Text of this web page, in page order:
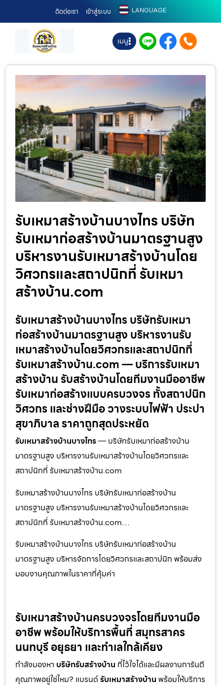
ติดต่อเรา เข้าสู่ระบบ LANGUAGE
เมนู
รับเหมาสร้างบ้านบางไทร บริษัท
รับเหมาก่อสร้างบ้านมาตรฐานสูง
บริหารงานรับเหมาสร้างบ้านโดย
วิศวกรและสถาปนิกที่ รับเหมา
สร้างบ้าน.com
รับเหมาสร้างบ้านบางไทร บริษัทรับเหมา
ก่อสร้างบ้านมาตรฐานสูง บริหารงานรับ
เหมาสร้างบ้านโดยวิศวกรและสถาปนิกที่
รับเหมาสร้างบ้าน.com — บริการรับเหมา
สร้างบ้าน รับสร้างบ้านโดยทีมงานมืออาชีพ
รับเหมาก่อสร้างแบบครบวงจร ทั้งสถาปนิก
วิศวกร และช่างฝีมือ วางระบบไฟฟ้า ประปา
สุขาภิบาล ราคาถูกสุดประหยัด
รับเหมาสร้างบ้านบางไทร— บริษัทรับเหมาก่อสร้างบ้าน
มาตรฐานสูง บริหารงานรับเหมาสร้างบ้านโดยวิศวกรและ
สถาปนิกที่ รับเหมาสร้างบ้าน.com
รับเหมาสร้างบ้านบางไทร บริษัทรับเหมาก่อสร้างบ้าน
มาตรฐานสูง บริหารงานรับเหมาสร้างบ้านโดยวิศวกรและ
สถาปนิกที่ รับเหมาสร้างบ้าน.com…
รับเหมาสร้างบ้านบางไทร บริษัทรับเหมาก่อสร้างบ้าน
มาตรฐานสูง บริหารจัดการโดยวิศวกรและสถาปนิก พร้อมส่ง
มอบงานคุณภาพในราคาที่คุ้มค่า
รับเหมาสร้างบ้านครบวงจรโดยทีมงานมือ
อาชีพ พร้อมให้บริการพื้นที่ สมุทรสาคร
นนทบุรี อยุธยา และทำเลใกล้เคียง
กำลังมองหา บริษัทรับสร้างบ้าน ที่ไว้ใจได้และมีผลงานการันตี
คุณภาพอยู่ใช่ไหม? แบรนด์รับเหมาสร้างบ้าน พร้อมให้บริการ